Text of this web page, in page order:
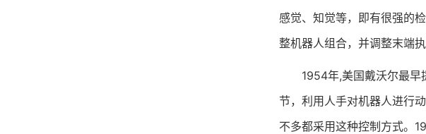
感觉、知觉等，即有很强的
整机器人组合，并调整末端
1954年,美国戴沃尔最早提
节，利用人手对机器人进行
不多都采用这种控制方式。